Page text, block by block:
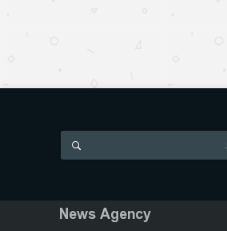
هوش مصنوعی به کالایNews Agency